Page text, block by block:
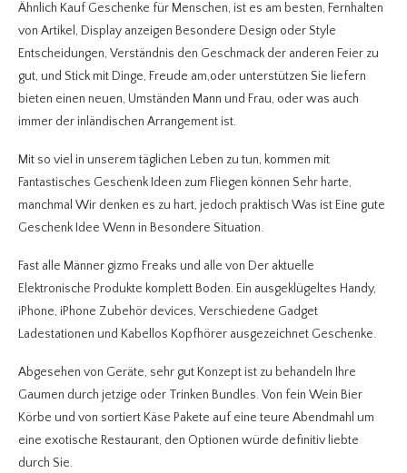
Ähnlich Kauf Geschenke für Menschen, ist es am besten, Fernhalten
von Artikel, Display anzeigen Besondere Design oder Style
Entscheidungen, Verständnis den Geschmack der anderen Feier zu
gut, und Stick mit Dinge, Freude am,oder unterstützen Sie liefern
bieten einen neuen, Umständen Mann und Frau, oder was auch
immer der inländischen Arrangement ist.
Mit so viel in unserem täglichen Leben zu tun, kommen mit
Fantastisches Geschenk Ideen zum Fliegen können Sehr harte,
manchmal Wir denken es zu hart, jedoch praktisch Was ist Eine gute
Geschenk Idee Wenn in Besondere Situation.
Fast alle Männer gizmo Freaks und alle von Der aktuelle
Elektronische Produkte komplett Boden. Ein ausgeklügeltes Handy,
iPhone, iPhone Zubehör devices, Verschiedene Gadget
Ladestationen und Kabellos Kopfhörer ausgezeichnet Geschenke.
Abgesehen von Geräte, sehr gut Konzept ist zu behandeln Ihre
Gaumen durch jetzige oder Trinken Bundles. Von fein Wein Bier
Körbe und von sortiert Käse Pakete auf eine teure Abendmahl um
eine exotische Restaurant, den Optionen würde definitiv liebte
durch Sie.